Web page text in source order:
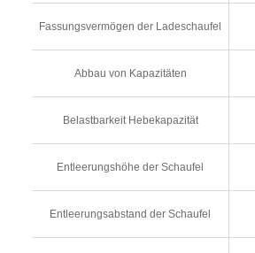
Fassungsvermögen der Ladeschaufel
Abbau von Kapazitäten
Belastbarkeit Hebekapazität
Entleerungshöhe der Schaufel
Entleerungsabstand der Schaufel